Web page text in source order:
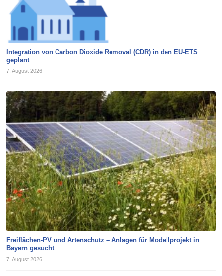
Integration von Carbon Dioxide Removal (CDR) in den EU-ETS
geplant
7. August 2026
Freiflächen-PV und Artenschutz – Anlagen für Modellprojekt in
Bayern gesucht
7. August 2026